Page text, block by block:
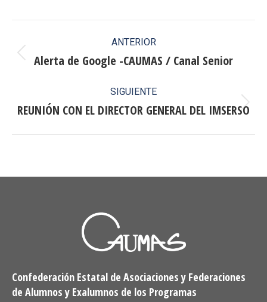
entre
publicaciones
ANTERIOR
Publicación
Alerta de Google -CAUMAS / Canal Senior
SIGUIENTE
Publicación
REUNIÓN CON EL DIRECTOR GENERAL DEL IMSERSO
Confederación Estatal de Asociaciones y Federaciones
de Alumnos y Exalumnos de los Programas